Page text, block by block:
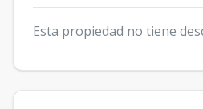
Esta propiedad no tiene